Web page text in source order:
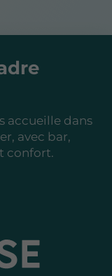
accueille dans
avec bar,
confort.